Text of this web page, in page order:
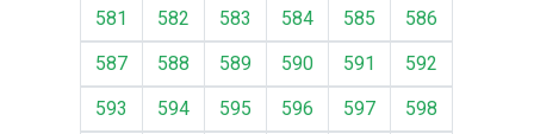
581
582 583 584 585
586
587
588 589 590 591
592
593
594 595 596 597
598